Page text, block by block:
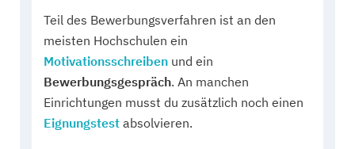
Teil des Bewerbungsverfahren ist an den
meisten Hochschulen ein
Motivationsschreiben und ein
Bewerbungsgespräch. An manchen
Einrichtungen musst du zusätzlich noch einen
Eignungstest absolvieren.